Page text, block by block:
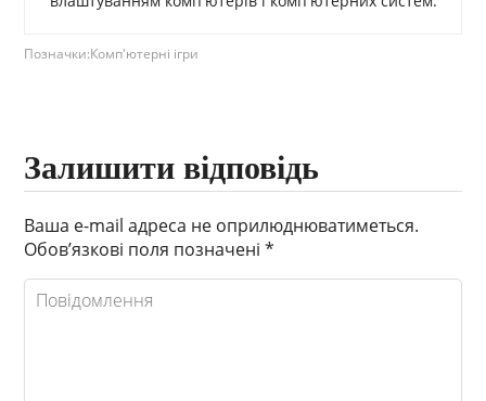
Позначки:Комп'ютерні ігри
Залишити відповідь
Ваша e-mail адреса не оприлюднюватиметься.
Обов’язкові поля позначені*